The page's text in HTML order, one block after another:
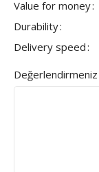
Value for money
Durability
Delivery speed
Değerlendirmeniz